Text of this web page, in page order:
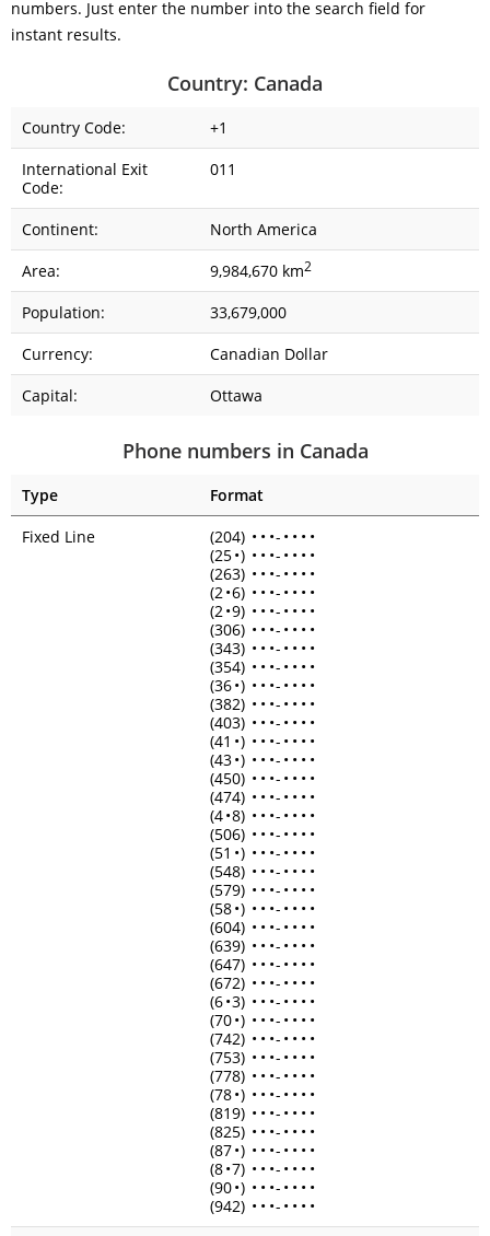
numbers. Just enter the number into the search field for
instant results.
Country: Canada
Country Code:
+1
International Exit
Code:
011
Continent:
North America
Area:
9,984,670 km2
Population:
33,679,000
Currency:
Canadian Dollar
Capital:
Ottawa
Phone numbers in Canada
Type
Format
Fixed Line
(204) • • •- • • • •
(25•) • • •- • • • •
(263) • • •- • • • •
(2•6) • • •- • • • •
(2•9) • • •- • • • •
(306) • • •- • • • •
(343) • • •- • • • •
(354) • • •- • • • •
(36•) • • •- • • • •
(382) • • •- • • • •
(403) • • •- • • • •
(41 •) • • •- • • • •
(43•) • • •- • • • •
(450) • • •- • • • •
(474) • • •- • • • •
(4•8) • • •- • • • •
(506) • • •- • • • •
(51 •) • • •- • • • •
(548) • • •- • • • •
(579) • • •- • • • •
(58•) • • •- • • • •
(604) • • •- • • • •
(639) • • •- • • • •
(647) • • •- • • • •
(672) • • •- • • • •
(6•3) • • •- • • • •
(70•) • • •- • • • •
(742) • • •- • • • •
(753) • • •- • • • •
(778) • • •- • • • •
(78•) • • •- • • • •
(819) • • •- • • • •
(825) • • •- • • • •
(87•) • • •- • • • •
(8•7) • • •- • • • •
(90•) • • •- • • • •
(942) • • •- • • • •